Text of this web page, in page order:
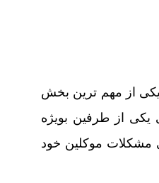
از مهم ترین بخش
از طرفین بویژه
مشکلات موکلین خود